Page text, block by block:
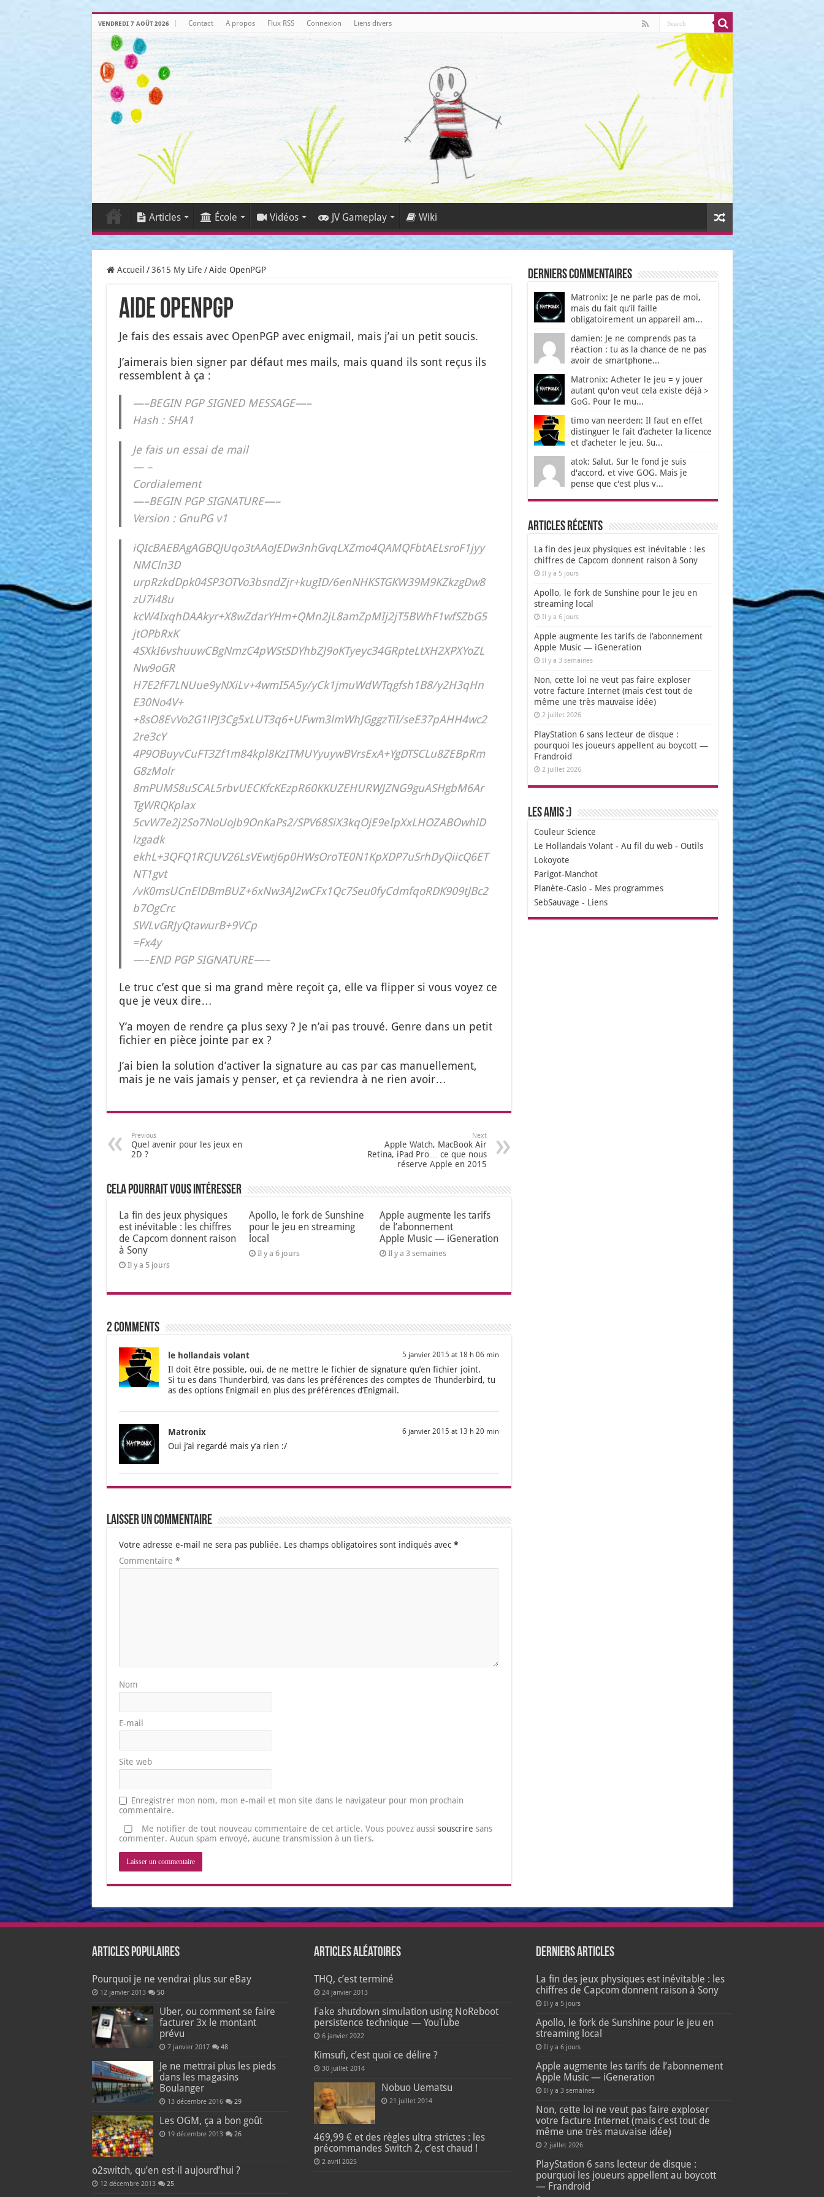
VENDREDI 7 AOÛT 2026 Contact A propos Flux RSS Connexion Liens divers
Articles École Vidéos JV Gameplay Wiki
Accueil / 3615 My Life / Aide OpenPGP
Aide OpenPGP
Je fais des essais avec OpenPGP avec enig­mail, mais j’ai un petit sou­cis.
J’ai­me­rais bien signer par défaut mes mails, mais quand ils sont reçus ils
res­semblent à ça :
—–BEGIN PGP SIGNED MESSAGE—–
Hash : SHA1
Je fais un essai de mail
— –
Cor­dia­le­ment
—–BEGIN PGP SIGNATURE—–
Ver­sion : GnuPG v1
iQIcBAEBAgAGBQJUqo3tAAoJEDw3nhGvqLXZmo4QAMQFbtAELsroF1jyy
NMCln3D
urpRzkdDpk04SP3OTVo3bsndZjr+kugID/6enNHKSTGKW39M9KZkzgDw8
zU7i48u
kcW4IxqhDAAkyr+X8wZdarYHm+QMn2jL8amZpMIj2jT5BWhF1wfSZbG5
jtOPbRxK
4SXkI6vshuuwCBgNmzC4pWStSDYhbZJ9oKTyeyc34GRpteLtXH2XPXYoZL
Nw9oGR
H7E2fF7LNUue9yNXiLv+4wmI5A5y/yCk1jmuWdWTqgfsh1B8/y2H3qHn
E30No4V+
+8sO8EvVo2G1lPJ3Cg5xLUT3q6+UFwm3lmWhJGggzTiI/seE37pAHH4wc2
2re3cY
4P9OBuyvCuFT3Zf1m84kpl8KzITMUYyuywBVrsExA+YgDTSCLu8ZEBpRm
G8zMolr
8mPUMS8uSCAL5rbvUECKfcKEzpR60KKUZEHURWJZNG9guASHgbM6Ar
TgWRQKplax
5cvW7e2j2So7NoUoJb9OnKaPs2/SPV68SiX3kqOjE9eIpXxLHOZABOwhlD
lzgadk
ekhL+3QFQ1RCJUV26LsVEwtj6p0HWsOroTE0N1KpXDP7uSrhDyQiicQ6ET
NT1gvt
/vK0msUCnElDBmBUZ+6xNw3AJ2wCFx1Qc7Seu0fyCdmfqoRDK909tJBc2
b7OgCrc
SWLvGRJyQtawurB+9VCp
=Fx4y
—–END PGP SIGNATURE—–
Le truc c’est que si ma grand mère reçoit ça, elle va flip­per si vous voyez ce
que je veux dire…
Y’a moyen de rendre ça plus sexy ? Je n’ai pas trou­vé. Genre dans un petit
fichier en pièce jointe par ex ?
J’ai bien la solu­tion d’ac­ti­ver la signa­ture au cas par cas manuel­le­ment,
mais je ne vais jamais y pen­ser, et ça revien­dra à ne rien avoir…
Previous
Quel avenir pour les jeux en
2D ?
Next
Apple Watch, MacBook Air
Retina, iPad Pro… ce que nous
réserve Apple en 2015
Cela pourrait vous intéresser
La fin des jeux physiques
est inévitable : les chiffres
de Capcom donnent raison
à Sony
Il y a 5 jours
Apollo, le fork de Sunshine
pour le jeu en streaming
local
Il y a 6 jours
Apple augmente les tarifs
de l’abonnement
Apple Music — iGeneration
Il y a 3 semaines
2 comments
le hollandais volant 5 janvier 2015 at 18 h 06 min
Il doit être pos­sible, oui, de ne mettre le fichier de signa­ture qu’en fichier joint.
Si tu es dans Thun­der­bird, vas dans les pré­fé­rences des comptes de Thun­der­bird, tu
as des options Enig­mail en plus des pré­fé­rences d’Enigmail.
Matronix 6 janvier 2015 at 13 h 20 min
Oui j’ai regar­dé mais y’a rien :/
Laisser un commentaire
Votre adresse e-mail ne sera pas publiée. Les champs obligatoires sont indiqués avec *
Commentaire *
Nom
E-mail
Site web
Enregistrer mon nom, mon e-mail et mon site dans le navigateur pour mon prochain
commentaire.
Me notifier de tout nouveau commentaire de cet article. Vous pouvez aussi souscrire sans
commenter. Aucun spam envoyé, aucune transmission à un tiers.
Derniers Commentaires
Matronix: Je ne parle pas de moi,
mais du fait qu’il faille
obligatoirement un appareil am...
damien: Je ne comprends pas ta
réaction : tu as la chance de ne pas
avoir de smartphone...
Matronix: Acheter le jeu = y jouer
autant qu'on veut cela existe déjà >
GoG. Pour le mu...
timo van neerden: Il faut en effet
distinguer le fait d’acheter la licence
et d’acheter le jeu. Su...
atok: Salut, Sur le fond je suis
d'accord, et vive GOG. Mais je
pense que c'est plus v...
Articles récents
La fin des jeux physiques est inévitable : les
chiffres de Capcom donnent raison à Sony
Il y a 5 jours
Apollo, le fork de Sunshine pour le jeu en
streaming local
Il y a 6 jours
Apple augmente les tarifs de l’abonnement
Apple Music — iGeneration
Il y a 3 semaines
Non, cette loi ne veut pas faire exploser
votre facture Internet (mais c’est tout de
même une très mauvaise idée)
2 juillet 2026
PlayStation 6 sans lecteur de disque :
pourquoi les joueurs appellent au boycott —
Frandroid
2 juillet 2026
Les amis :)
Couleur Science
Le Hollandais Volant- Au fil du web- Outils
Lokoyote
Parigot-Manchot
Planète-Casio- Mes programmes
SebSauvage - Liens
Articles populaires
Pourquoi je ne vendrai plus sur eBay
12 janvier 2013 50
Uber, ou comment se faire
facturer 3x le montant
prévu
7 janvier 2017 48
Je ne mettrai plus les pieds
dans les magasins
Boulanger
13 décembre 2016 29
Les OGM, ça a bon goût
19 décembre 2013 26
o2switch, qu’en est-il aujourd’hui ?
12 décembre 2013 25
Articles aléatoires
THQ, c’est terminé
24 janvier 2013
Fake shutdown simulation using NoReboot
persistence technique — YouTube
6 janvier 2022
Kimsufi, c’est quoi ce délire ?
30 juillet 2014
Nobuo Uematsu
21 juillet 2014
469,99 € et des règles ultra strictes : les
précommandes Switch 2, c’est chaud !
2 avril 2025
Derniers articles
La fin des jeux physiques est inévitable : les
chiffres de Capcom donnent raison à Sony
Il y a 5 jours
Apollo, le fork de Sunshine pour le jeu en
streaming local
Il y a 6 jours
Apple augmente les tarifs de l’abonnement
Apple Music — iGeneration
Il y a 3 semaines
Non, cette loi ne veut pas faire exploser
votre facture Internet (mais c’est tout de
même une très mauvaise idée)
2 juillet 2026
PlayStation 6 sans lecteur de disque :
pourquoi les joueurs appellent au boycott
— Frandroid